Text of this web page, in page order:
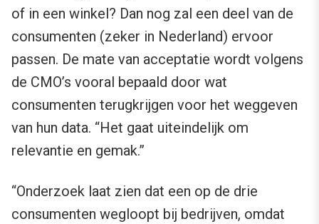
of in een winkel? Dan nog zal een deel van de
consumenten (zeker in Nederland) ervoor
passen. De mate van acceptatie wordt volgens
de CMO’s vooral bepaald door wat
consumenten terugkrijgen voor het weggeven
van hun data. “Het gaat uiteindelijk om
relevantie en gemak.”
“Onderzoek laat zien dat een op de drie
consumenten wegloopt bij bedrijven, omdat